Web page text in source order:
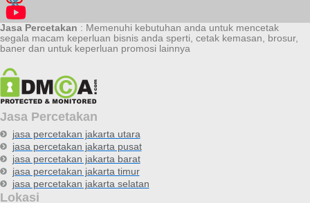
Jasa Percetakan : Memenuhi kebutuhan anda untuk mencetak
segala macam keperluan bisnis anda sperti, cetak kemasan, brosur,
baner dan untuk keperluan promosi lainnya
Jasa Percetakan
jasa percetakan jakarta utara
jasa percetakan jakarta pusat
jasa percetakan jakarta barat
jasa percetakan jakarta timur
jasa percetakan jakarta selatan
Lokasi